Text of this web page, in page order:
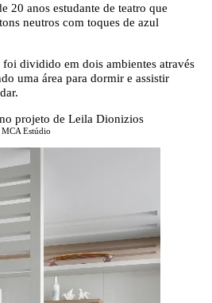
20 anos estudante de teatro que
neutros com toques de azul
dividido em dois ambientes através
uma área para dormir e assistir
Estúdio